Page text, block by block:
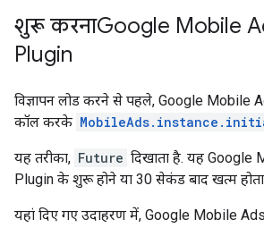
शुरू करनाGoogle Mobile
Plugin
विज्ञापन लोड करने से पहले, Google Mobile
कॉल करके
यह तरीका, Future दिखाता है. यह Google
Plugin के शुरू होने या 30 सेकंड बाद खत्म
यहां दिए गए उदाहरण में, Google Mobile